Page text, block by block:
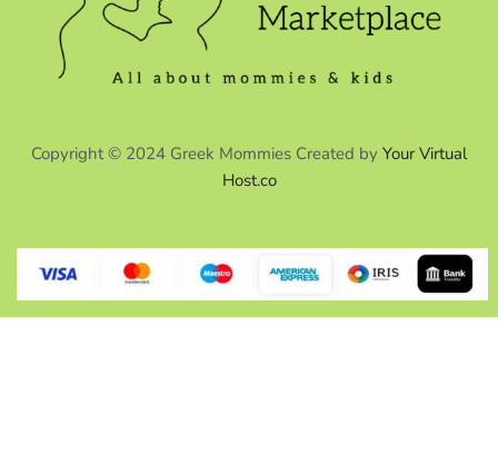
Copyright © 2024 Greek Mommies Created by Your Virtual
Host.co